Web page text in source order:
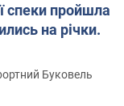
спеки пройшла
на річки.
Буковель